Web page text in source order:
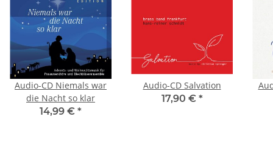
Audio-CD Niemals war
die Nacht so klar
14,99 € *
Audio-CD Salvation
17,90 € *